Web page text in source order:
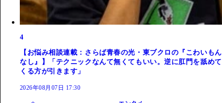
4
【お悩み相談連載：さらば青春の光・東ブクロの『こわいもん
なし』】「テクニックなんて無くてもいい。逆に肛門を舐めて
くる方が引きます」
2026年08月07日 17:30